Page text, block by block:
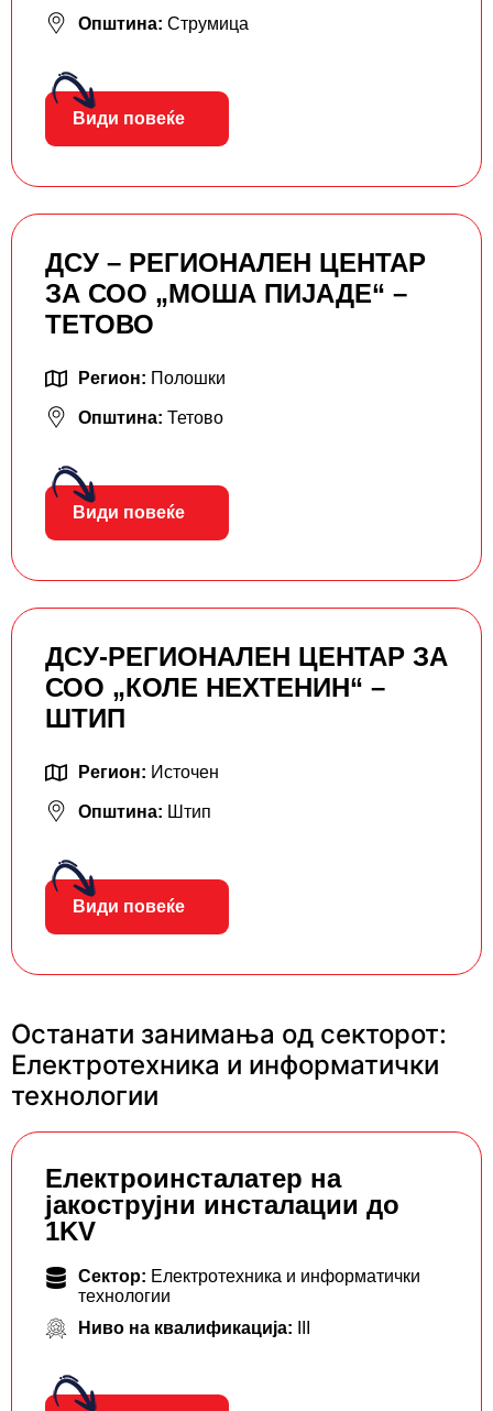
Општина: Струмица
Види повеќе
ДСУ – РЕГИОНАЛЕН ЦЕНТАР
ЗА СОО „МОША ПИЈАДЕ“ –
ТЕТОВО
Регион: Полошки
Општина: Тетово
Види повеќе
ДСУ-РЕГИОНАЛЕН ЦЕНТАР ЗА
СОО „КОЛЕ НЕХТЕНИН“ –
ШТИП
Регион: Источен
Општина: Штип
Види повеќе
Останати занимања од секторот:
Електротехника и информатички
технологии
Eлектроинсталатер на
јакострујни инсталации до
1KV
Сектор: Електротехника и информатички
технологии
Ниво на квалификација: